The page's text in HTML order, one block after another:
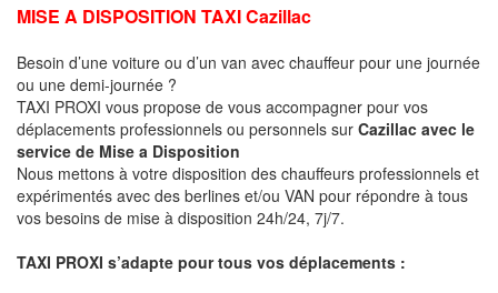
MISE A DISPOSITION TAXI Cazillac
Besoin d’une voiture ou d’un van avec chauffeur pour une journée
ou une demi-journée ?
TAXI PROXI vous propose de vous accompagner pour vos
déplacements professionnels ou personnels sur Cazillac avec le
service de Mise a Disposition
Nous mettons à votre disposition des chauffeurs professionnels et
expérimentés avec des berlines et/ou VAN pour répondre à tous
vos besoins de mise à disposition 24h/24, 7j/7.
TAXI PROXI s’adapte pour tous vos déplacements :